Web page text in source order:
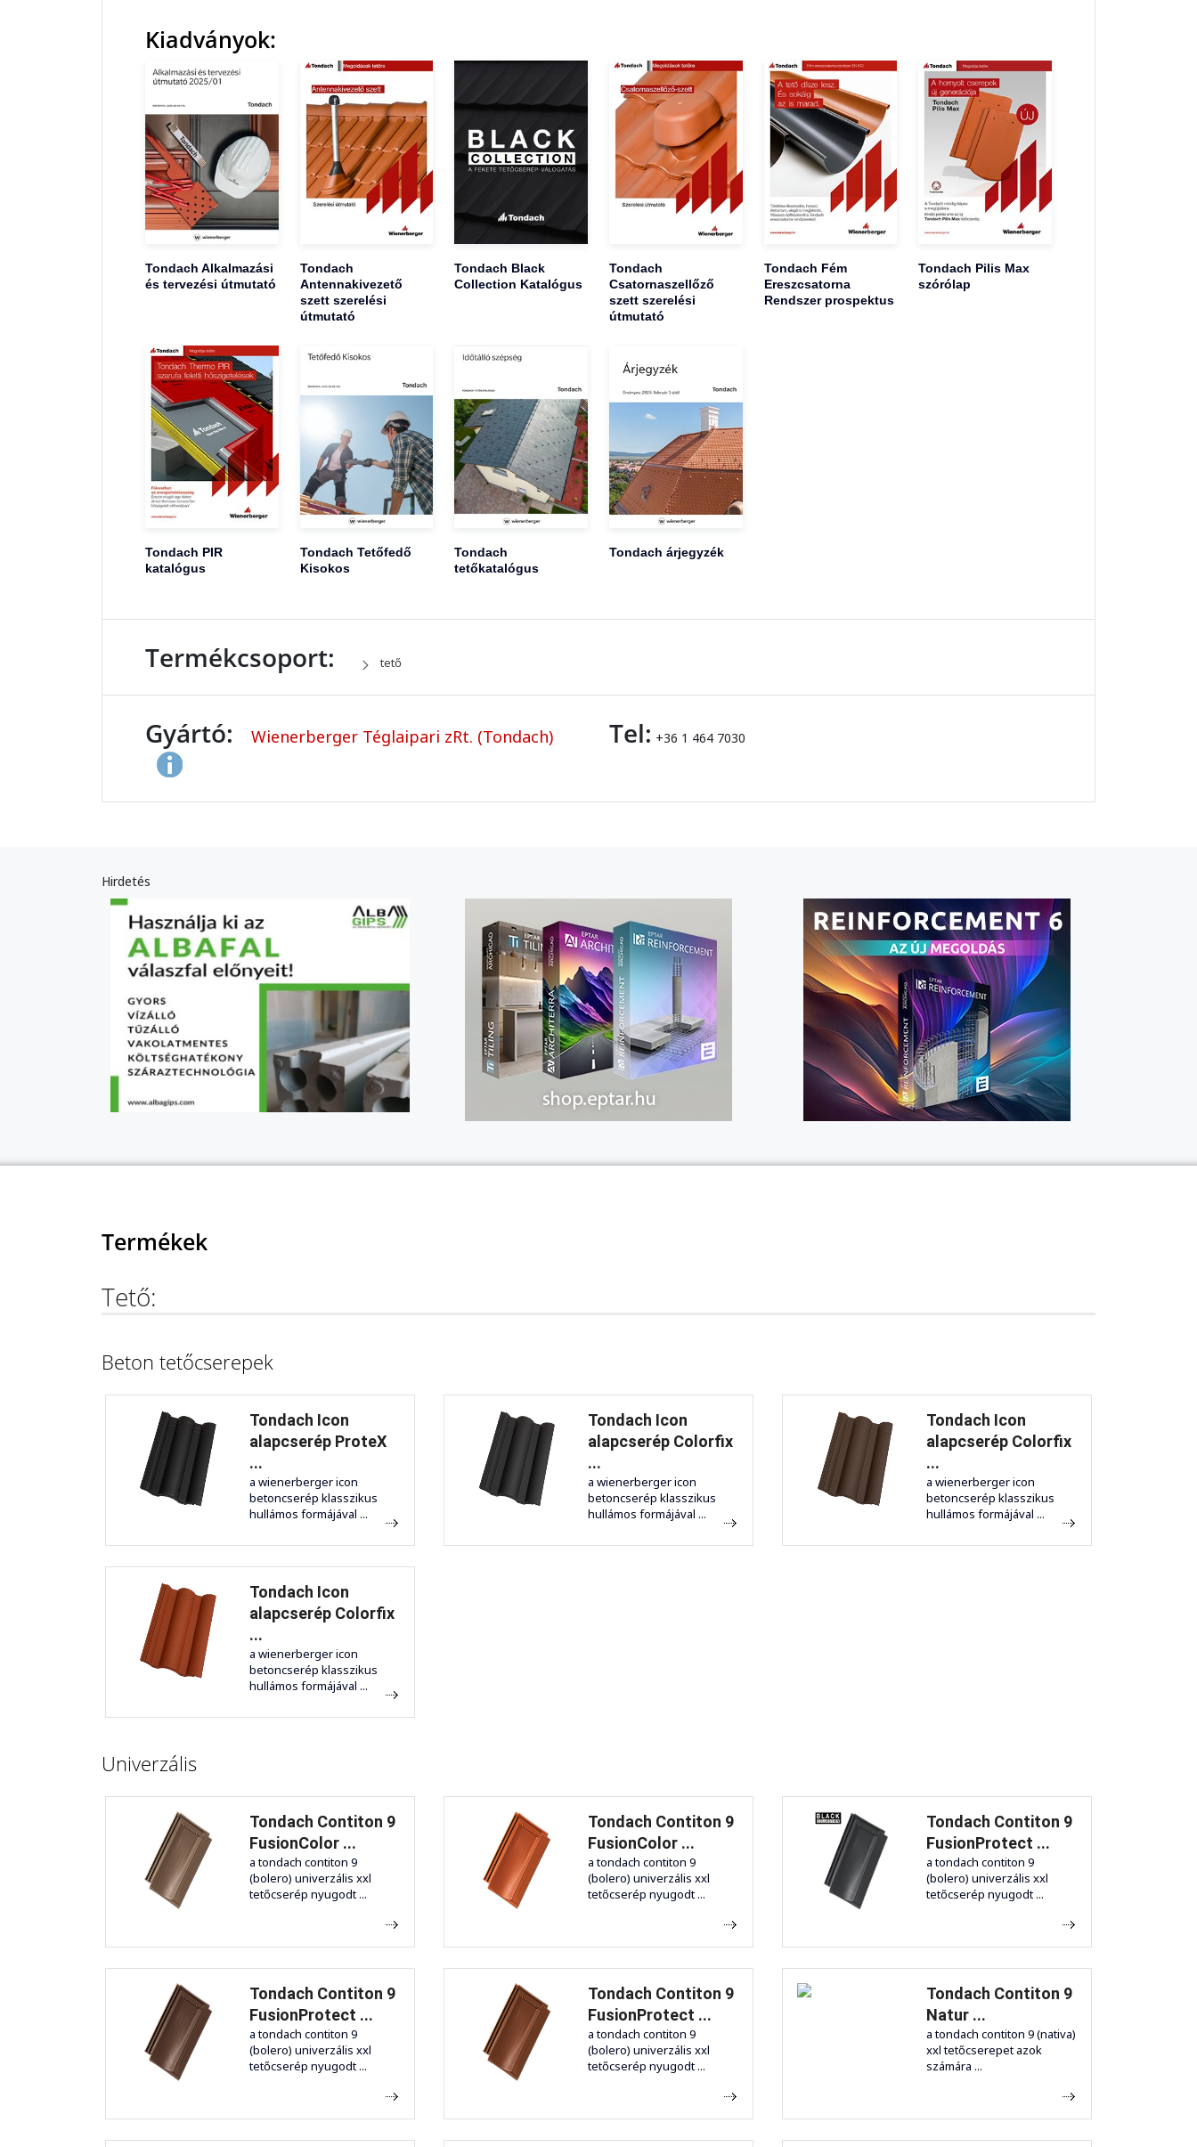
Kiadványok:
Tondach Alkalmazási
és tervezési útmutató
Tondach
Antennakivezető
szett szerelési
útmutató
Tondach Black
Collection Katalógus
Tondach
Csatornaszellőző
szett szerelési
útmutató
Tondach Fém
Ereszcsatorna
Rendszer prospektus
Tondach Pilis Max
szórólap
Tondach PIR
katalógus
Tondach Tetőfedő
Kisokos
Tondach
tetőkatalógus
Tondach árjegyzék
Termékcsoport: tető
Gyártó: Wienerberger Téglaipari zRt. (Tondach) Tel: +36 1 464 7030
Hirdetés
Termékek
Tető:
Beton tetőcserepek
Tondach Icon
alapcserép ProteX
...
a wienerberger icon
betoncserép klasszikus
hullámos formájával ...
Tondach Icon
alapcserép Colorfix
...
a wienerberger icon
betoncserép klasszikus
hullámos formájával ...
Tondach Icon
alapcserép Colorfix
...
a wienerberger icon
betoncserép klasszikus
hullámos formájával ...
Tondach Icon
alapcserép Colorfix
...
a wienerberger icon
betoncserép klasszikus
hullámos formájával ...
Univerzális
Tondach Contiton 9
FusionColor ...
a tondach contiton 9
(bolero) univerzális xxl
tetőcserép nyugodt ...
Tondach Contiton 9
FusionColor ...
a tondach contiton 9
(bolero) univerzális xxl
tetőcserép nyugodt ...
Tondach Contiton 9
FusionProtect ...
a tondach contiton 9
(bolero) univerzális xxl
tetőcserép nyugodt ...
Tondach Contiton 9
FusionProtect ...
a tondach contiton 9
(bolero) univerzális xxl
tetőcserép nyugodt ...
Tondach Contiton 9
FusionProtect ...
a tondach contiton 9
(bolero) univerzális xxl
tetőcserép nyugodt ...
Tondach Contiton 9
Natur ...
a tondach contiton 9 (nativa)
xxl tetőcserepet azok
számára ...